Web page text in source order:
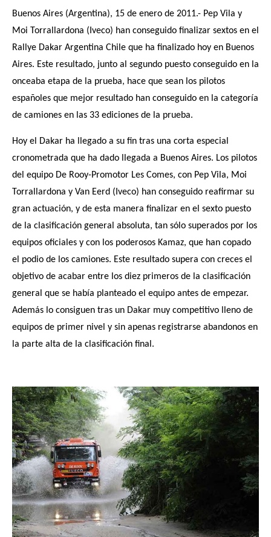
Buenos Aires (Argentina), 15 de enero de 2011.- Pep Vila y
Moi Torrallardona (Iveco) han conseguido finalizar sextos en el
Rallye Dakar Argentina Chile que ha finalizado hoy en Buenos
Aires. Este resultado, junto al segundo puesto conseguido en la
onceaba etapa de la prueba, hace que sean los pilotos
españoles que mejor resultado han conseguido en la categoría
de camiones en las 33 ediciones de la prueba.
Hoy el Dakar ha llegado a su fin tras una corta especial
cronometrada que ha dado llegada a Buenos Aires. Los pilotos
del equipo De Rooy-Promotor Les Comes, con Pep Vila, Moi
Torrallardona y Van Eerd (Iveco) han conseguido reafirmar su
gran actuación, y de esta manera finalizar en el sexto puesto
de la clasificación general absoluta, tan sólo superados por los
equipos oficiales y con los poderosos Kamaz, que han copado
el podio de los camiones. Este resultado supera con creces el
objetivo de acabar entre los diez primeros de la clasificación
general que se había planteado el equipo antes de empezar.
Además lo consiguen tras un Dakar muy competitivo lleno de
equipos de primer nivel y sin apenas registrarse abandonos en
la parte alta de la clasificación final.